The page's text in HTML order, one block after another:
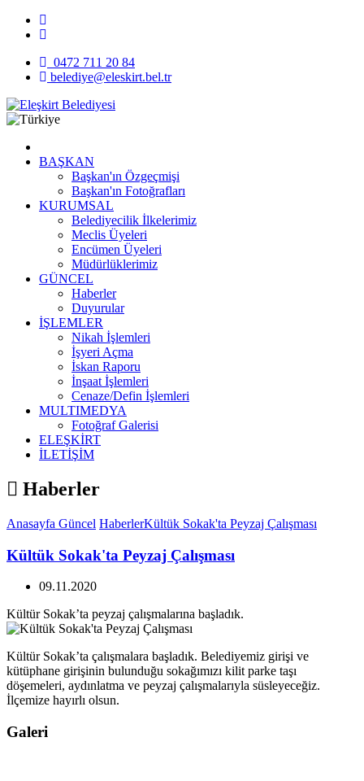
0472 711 20 84
belediye@eleskirt.bel.tr
BAŞKAN
Başkan'ın Özgeçmişi
Başkan'ın Fotoğrafları
KURUMSAL
Belediyecilik İlkelerimiz
Meclis Üyeleri
Encümen Üyeleri
Müdürlüklerimiz
GÜNCEL
Haberler
Duyurular
İŞLEMLER
Nikah İşlemleri
İşyeri Açma
İskan Raporu
İnşaat İşlemleri
Cenaze/Defin İşlemleri
MULTIMEDYA
Fotoğraf Galerisi
ELEŞKİRT
İLETİŞİM
Haberler
Anasayfa Güncel HaberlerKültük Sokak'ta Peyzaj Çalışması
Kültük Sokak'ta Peyzaj Çalışması
09.11.2020
Kültür Sokak’ta peyzaj çalışmalarına başladık.
Kültür Sokak’ta çalışmalara başladık. Belediyemiz girişi ve
kütüphane girişinin bulunduğu sokağımızı kilit parke taşı
döşemeleri, aydınlatma ve peyzaj çalışmalarıyla süsleyeceğiz.
İlçemize hayırlı olsun.
Galeri